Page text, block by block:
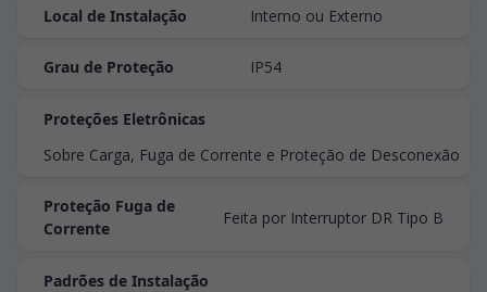
Local de Instalação Interno ou Externo
Grau de Proteção IP54
Proteções Eletrônicas
Sobre Carga, Fuga de Corrente e Proteção de Desconexão
Proteção Fuga de
Corrente
Feita por Interruptor DR Tipo B
Padrões de Instalação